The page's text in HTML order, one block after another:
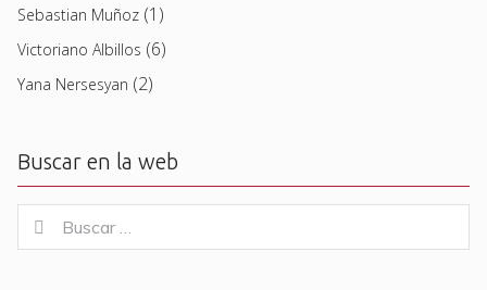
Sebastian Muñoz (1)
Victoriano Albillos (6)
Yana Nersesyan (2)
Buscar en la web
for:
Buscar